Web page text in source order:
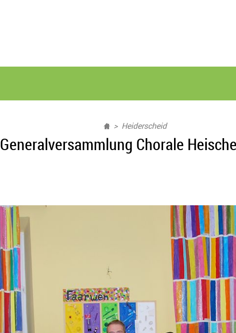
Heiderscheid
Generalversammlung Chorale